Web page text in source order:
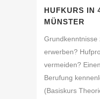
HUFKURS IN
MÜNSTER
Grundkenntnisse
erwerben?
vermeiden?
Berufung
(Basiskurs